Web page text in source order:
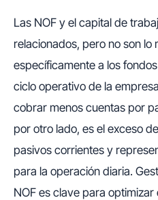
Las NOF y el capital de
relacionados, pero no son lo
específicamente a los
ciclo operativo de la
cobrar menos cuentas por
por otro lado, es el exceso
pasivos corrientes y
para la operación diaria.
NOF es clave para